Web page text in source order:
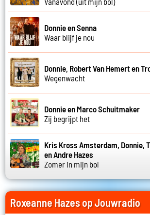
Donnie en Senna
Waar blijf je nou
Donnie, Robert Van Hemert en
Wegenwacht
Donnie en Marco Schuitmaker
Zij begrijpt het
Kris Kross Amsterdam, Donnie,
en Andre Hazes
Zomer in mijn bol
Roxeanne Hazes op Jouwradio